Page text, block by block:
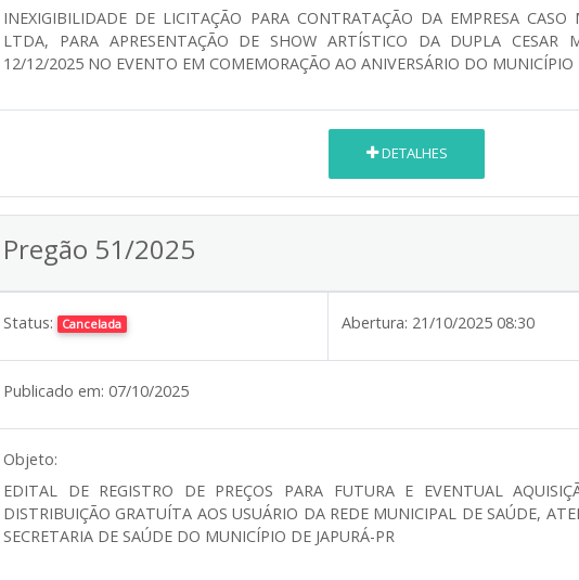
INEXIGIBILIDADE DE LICITAÇÃO PARA CONTRATAÇÃO DA EMPRESA CASO
LTDA, PARA APRESENTAÇÃO DE SHOW ARTÍSTICO DA DUPLA
12/12/2025 NO EVENTO EM COMEMORAÇÃO AO ANIVERSÁRIO DO MUNICÍPIO
DETALHES
Pregão 51/2025
Status: Cancelada Abertura: 21/10/2025 08:30
Publicado em: 07/10/2025
Objeto:
EDITAL DE REGISTRO DE PREÇOS PARA FUTURA E EVENTUAL
DISTRIBUIÇÃO GRATUÍTA AOS USUÁRIO DA REDE MUNICIPAL DE SAÚDE,
SECRETARIA DE SAÚDE DO MUNICÍPIO DE JAPURÁ-PR